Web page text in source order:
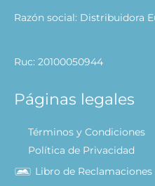
Razón social: Distribuidora
Ruc: 20100050944
Páginas legales
Términos y Condiciones
Política de Privacidad
Libro de Reclamaciones